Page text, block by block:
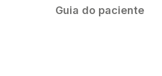
Guia do paciente